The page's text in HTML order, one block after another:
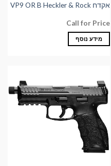
אקדח VP9 OR B Heckler & Rock
Call for Price
מידע נוסף